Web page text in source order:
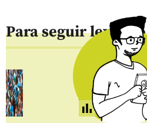
Para seguir leyendo